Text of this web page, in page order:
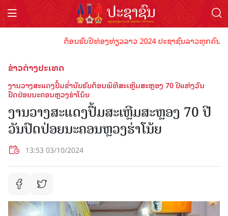
ຕ້ອນຮັບປີທ່ອງທ່ຽວລາວ 2024 ປະຊາຊົນລາວທຸກຄົນຈົ່
ຂ່າວຕ່າງປະເທດ
ງານວາງສະແດງປຶ້ມຂ່ຳນັບຮັບຕ້ອນພິທີສະເຫຼີມສະຫຼອງ 70 ປີແຫ່ງວັນ
ປົດປ່ອຍນະຄອນຫຼວງຮ່າໂນ້ຍ
ງານວາງສະແດງປຶ້ມສະເຫຼີມສະຫຼອງ 70 ປີ
ວັນປົດປ່ອຍນະຄອນຫຼວງຮ່າໂນ້ຍ
13:53 03/10/2024